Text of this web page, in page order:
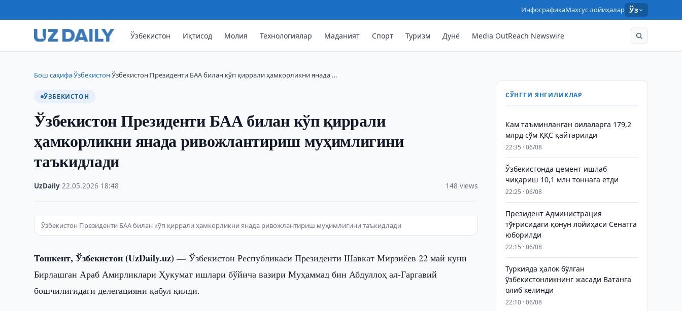
ИнфографикаМахсус лойиҳалар Ўз
Ўзбекистон Иқтисод Молия Технологиялар Маданият Спорт Туризм Дунё Media OutReach Newswire
Бош саҳифа›Ўзбекистон›Ўзбекистон Президенти БАА билан кўп қиррали ҳамкорликни янада …
ЎЗБЕКИСТОН
Ўзбекистон Президенти БАА билан кўп қиррали
ҳамкорликни янада ривожлантириш муҳимлигини
таъкидлади
UzDaily ·22.05.2026 18:48 148 views
Ўзбекистон Президенти БАА билан кўп қиррали ҳамкорликни янада ривожлантириш муҳимлигини таъкидлади
Тошкент, Ўзбекистон (UzDaily.uz) —Ўзбекистон Республикаси Президенти Шавкат Мирзиёев 22 май куни
Бирлашган Араб Амирликлари Ҳукумат ишлари бўйича вазири Муҳаммад бин Абдуллоҳ ал-Гаргавий
бошчилигидаги делегацияни қабул қилди.
СЎНГГИ ЯНГИЛИКЛАР
Кам таъминланган оилаларга 179,2
млрд сўм ҚҚС қайтарилди
22:35 · 06/08
Ўзбекистонда цемент ишлаб
чиқариш 10,1 млн тоннага етди
22:25 · 06/08
Президент Администрация
тўғрисидаги қонун лойиҳаси Сенатга
юборилди
22:15 · 06/08
Туркияда ҳалок бўлган
ўзбекистонликнинг жасади Ватанга
олиб келинди
22:10 · 06/08